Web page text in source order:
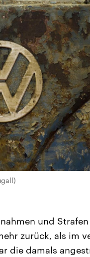
und
zurück, als im
die damals